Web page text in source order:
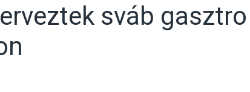
sváb gasztro